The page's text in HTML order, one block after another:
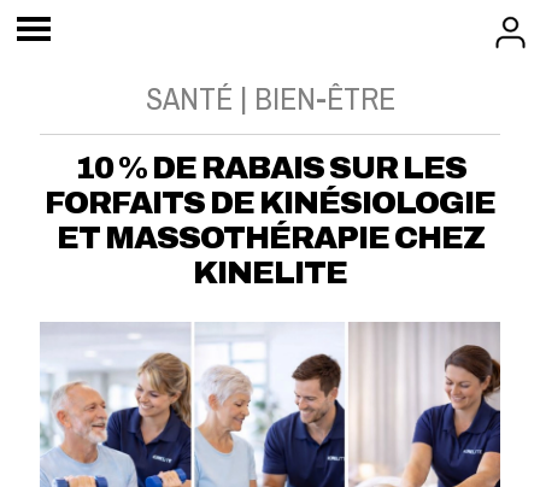
SANTÉ | BIEN-ÊTRE
10 % DE RABAIS SUR LES
FORFAITS DE KINÉSIOLOGIE
ET MASSOTHÉRAPIE CHEZ
KINELITE